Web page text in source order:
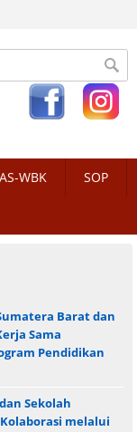
WBK SOP
Barat dan
Sama
Pendidikan
Sekolah
melalui